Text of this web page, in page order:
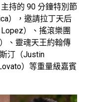
持的 90 分鐘特別節
），邀請拉丁天后
）、搖滾樂團
、靈魂天王約翰傳
汀（Justin
）等重量級嘉賓